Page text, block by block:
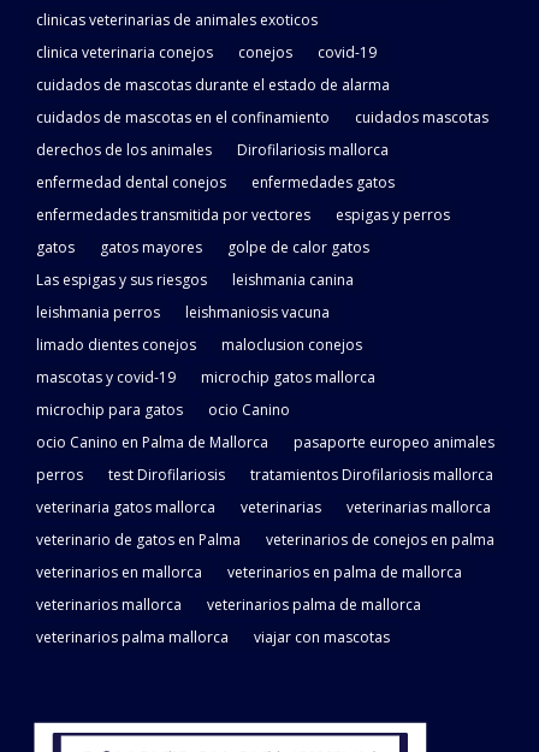
clinicas veterinarias de animales exoticos
clinica veterinaria conejos
conejos
covid-19
cuidados de mascotas durante el estado de alarma
cuidados de mascotas en el confinamiento
cuidados mascotas
derechos de los animales
Dirofilariosis mallorca
enfermedad dental conejos
enfermedades gatos
enfermedades transmitida por vectores
espigas y perros
gatos
gatos mayores
golpe de calor gatos
Las espigas y sus riesgos
leishmania canina
leishmania perros
leishmaniosis vacuna
limado dientes conejos
maloclusion conejos
mascotas y covid-19
microchip gatos mallorca
microchip para gatos
ocio Canino
ocio Canino en Palma de Mallorca
pasaporte europeo animales
perros
test Dirofilariosis
tratamientos Dirofilariosis mallorca
veterinaria gatos mallorca
veterinarias
veterinarias mallorca
veterinario de gatos en Palma
veterinarios de conejos en palma
veterinarios en mallorca
veterinarios en palma de mallorca
veterinarios mallorca
veterinarios palma de mallorca
veterinarios palma mallorca
viajar con mascotas